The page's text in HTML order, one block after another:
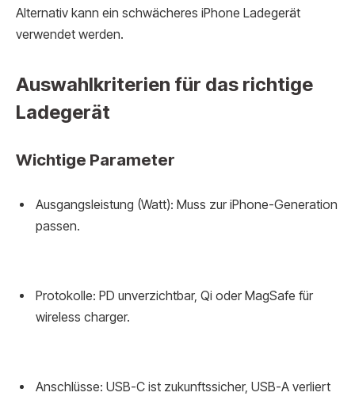
Alternativ kann ein schwächeres iPhone Ladegerät
verwendet werden.
Auswahlkriterien für das richtige
Ladegerät
Wichtige Parameter
Ausgangsleistung (Watt): Muss zur iPhone-Generation
passen.
Protokolle: PD unverzichtbar, Qi oder MagSafe für
wireless charger.
Anschlüsse: USB-C ist zukunftssicher, USB-A verliert